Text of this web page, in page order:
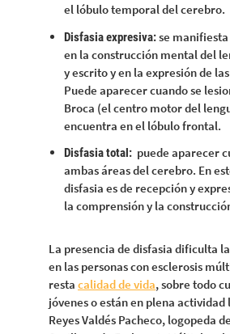
el lóbulo temporal del cerebro.
Disfasia expresiva:se
en la construcción mental del
y escrito y en la expresión de
Puede aparecer cuando se
Broca (el centro motor del
encuentra en el lóbulo frontal.
Disfasia total: puede aparecer
ambas áreas del cerebro. En
disfasia es de recepción y
la comprensión y la
La presencia de disfasia dificulta
en las personas con esclerosis
resta calidad de vida, sobre todo
jóvenes o están en plena actividad
Reyes Valdés Pacheco, logopeda